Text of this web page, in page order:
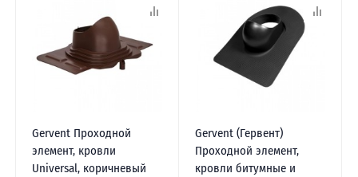
Gervent Проходной
элемент, кровли
Universal, коричневый
Gervent (Гервент)
Проходной элемент,
кровли битумные и